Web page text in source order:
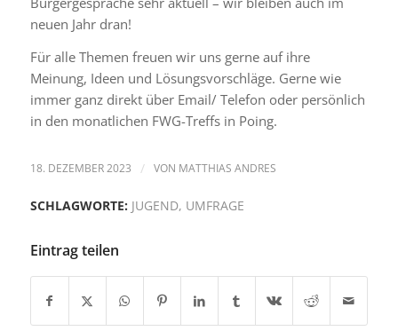
neuen Jahr dran!
Für alle Themen freuen wir uns gerne auf ihre
Meinung, Ideen und Lösungsvorschläge. Gerne wie
immer ganz direkt über Email/ Telefon oder persönlich
in den monatlichen FWG-Treffs in Poing.
18. DEZEMBER 2023 / VON MATTHIAS ANDRES
SCHLAGWORTE: JUGEND, UMFRAGE
Eintrag teilen